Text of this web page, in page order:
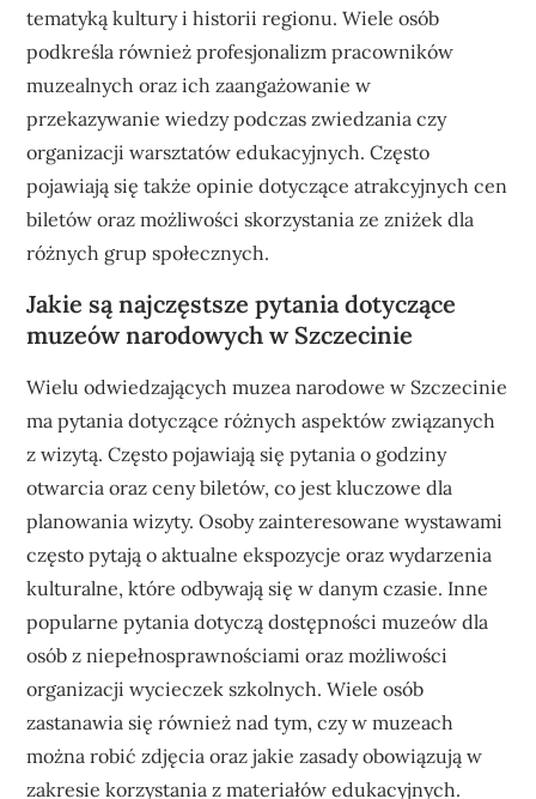
tematyką kultury i historii regionu. Wiele osób
podkreśla również profesjonalizm pracowników
muzealnych oraz ich zaangażowanie w
przekazywanie wiedzy podczas zwiedzania czy
organizacji warsztatów edukacyjnych. Często
pojawiają się także opinie dotyczące atrakcyjnych cen
biletów oraz możliwości skorzystania ze zniżek dla
różnych grup społecznych.
Jakie są najczęstsze pytania dotyczące
muzeów narodowych w Szczecinie
Wielu odwiedzających muzea narodowe w Szczecinie
ma pytania dotyczące różnych aspektów związanych
z wizytą. Często pojawiają się pytania o godziny
otwarcia oraz ceny biletów, co jest kluczowe dla
planowania wizyty. Osoby zainteresowane wystawami
często pytają o aktualne ekspozycje oraz wydarzenia
kulturalne, które odbywają się w danym czasie. Inne
popularne pytania dotyczą dostępności muzeów dla
osób z niepełnosprawnościami oraz możliwości
organizacji wycieczek szkolnych. Wiele osób
zastanawia się również nad tym, czy w muzeach
można robić zdjęcia oraz jakie zasady obowiązują w
zakresie korzystania z materiałów edukacyjnych.